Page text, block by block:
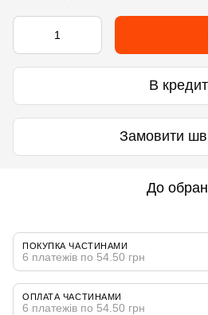
В кредит
Замовити
До
ПОКУПКА ЧАСТИНАМИ
6 платежів по 54.50 грн
ОПЛАТА ЧАСТИНАМИ
6 платежів по 54.50 грн